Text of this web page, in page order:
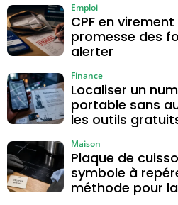
CPF en
promesse des
alerter
Emploi
Localiser un
portable sans
les outils
Finance
Plaque de
symbole à
méthode pour
Maison